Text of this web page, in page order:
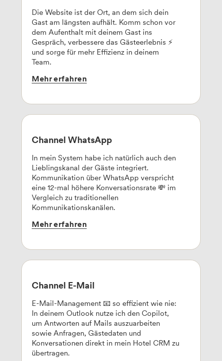
Die Website ist der Ort, an dem sich dein
Gast am längsten aufhält. Komm schon vor
dem Aufenthalt mit deinem Gast ins
Gespräch, verbessere das Gästeerlebnis ⚡
und sorge für mehr Effizienz in deinem
Team.
Mehrerfahren
Channel WhatsApp
In mein System habe ich natürlich auch den
Lieblingskanal der Gäste integriert.
Kommunikation über WhatsApp verspricht
eine 12-mal höhere Konversationsrate 💸 im
Vergleich zu traditionellen
Kommunikationskanälen.
Mehrerfahren
Channel E-Mail
E-Mail-Management 📧 so effizient wie nie:
In deinem Outlook nutze ich den Copilot,
um Antworten auf Mails auszuarbeiten
sowie Anfragen, Gästedaten und
Konversationen direkt in mein Hotel CRM zu
übertragen.